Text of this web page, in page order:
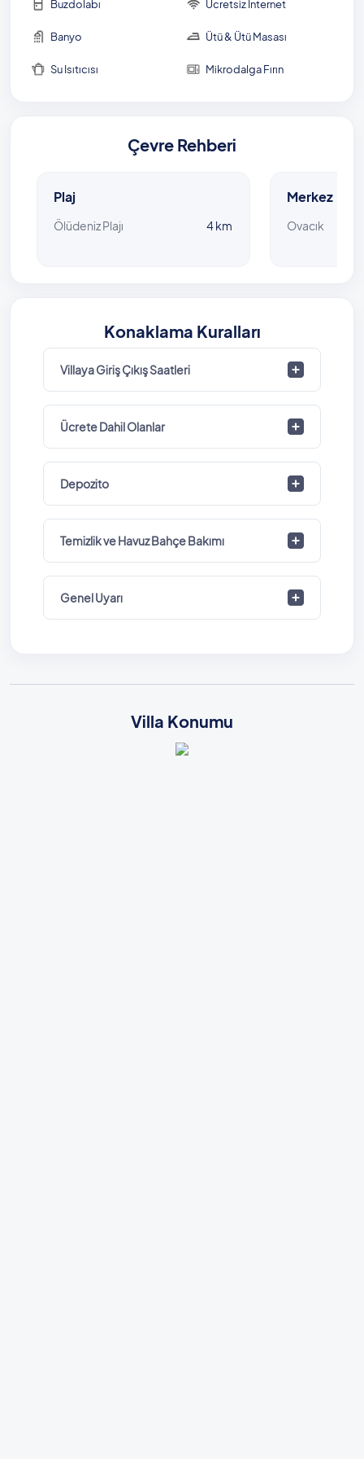
Buzdolabı Ücretsiz İnternet
Banyo Ütü & Ütü Masası
Su Isıtıcısı Mikrodalga Fırın
Çevre Rehberi
Plaj
Ölüdeniz Plajı 4 km
Merkez
Ovacık
Konaklama Kuralları
Villaya Giriş Çıkış Saatleri
Ücrete Dahil Olanlar
Depozito
Temizlik ve Havuz Bahçe Bakımı
Genel Uyarı
Villa Konumu